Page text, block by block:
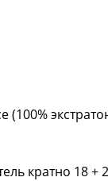
(100%
кратно 18